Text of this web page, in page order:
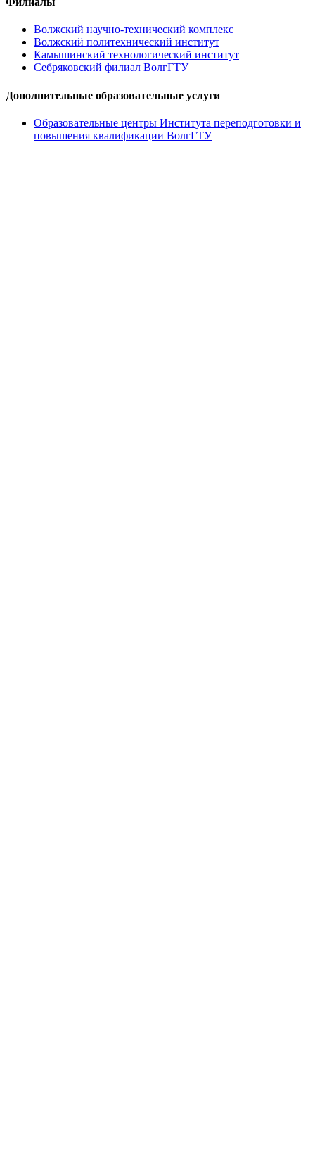
Волжский научно-технический комплекс
Волжский политехнический институт
Камышинский технологический институт
Себряковский филиал ВолгГТУ
Дополнительные образовательные услуги
Образовательные центры Института переподготовки и
повышения квалификации ВолгГТУ